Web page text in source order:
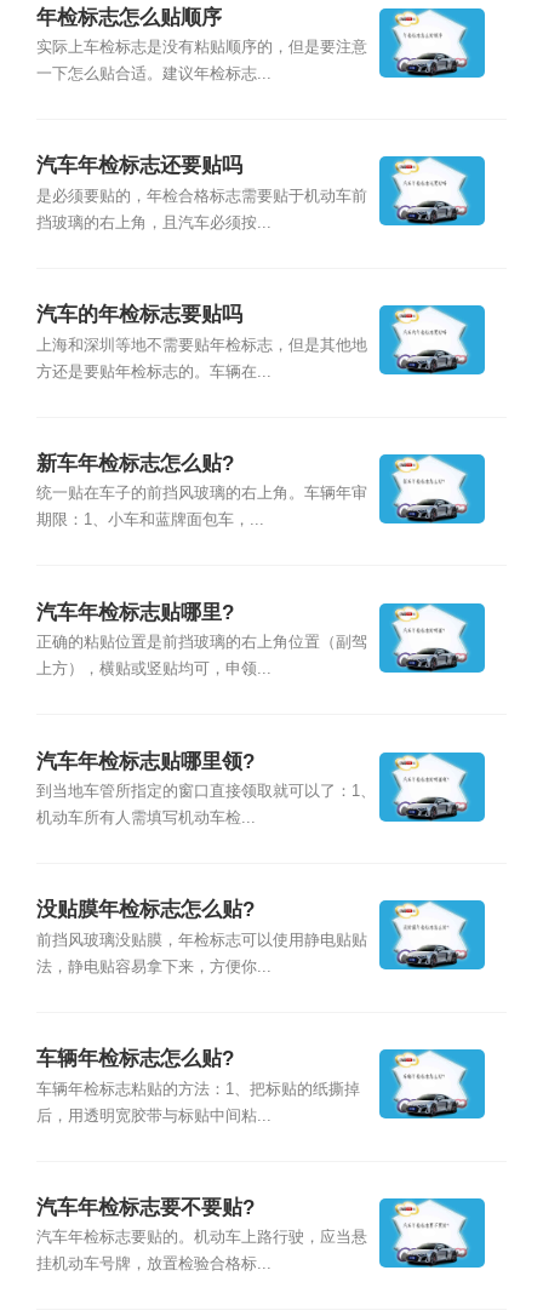
年检标志怎么贴顺序
实际上车检标志是没有粘贴顺序的，但是要注意
一下怎么贴合适。建议年检标志...
汽车年检标志还要贴吗
是必须要贴的，年检合格标志需要贴于机动车前
挡玻璃的右上角，且汽车必须按...
汽车的年检标志要贴吗
上海和深圳等地不需要贴年检标志，但是其他地
方还是要贴年检标志的。车辆在...
新车年检标志怎么贴?
统一贴在车子的前挡风玻璃的右上角。车辆年审
期限：1、小车和蓝牌面包车，...
汽车年检标志贴哪里?
正确的粘贴位置是前挡玻璃的右上角位置（副驾
上方），横贴或竖贴均可，申领...
汽车年检标志贴哪里领?
到当地车管所指定的窗口直接领取就可以了：1、
机动车所有人需填写机动车检...
没贴膜年检标志怎么贴?
前挡风玻璃没贴膜，年检标志可以使用静电贴贴
法，静电贴容易拿下来，方便你...
车辆年检标志怎么贴?
车辆年检标志粘贴的方法：1、把标贴的纸撕掉
后，用透明宽胶带与标贴中间粘...
汽车年检标志要不要贴?
汽车年检标志要贴的。机动车上路行驶，应当悬
挂机动车号牌，放置检验合格标...